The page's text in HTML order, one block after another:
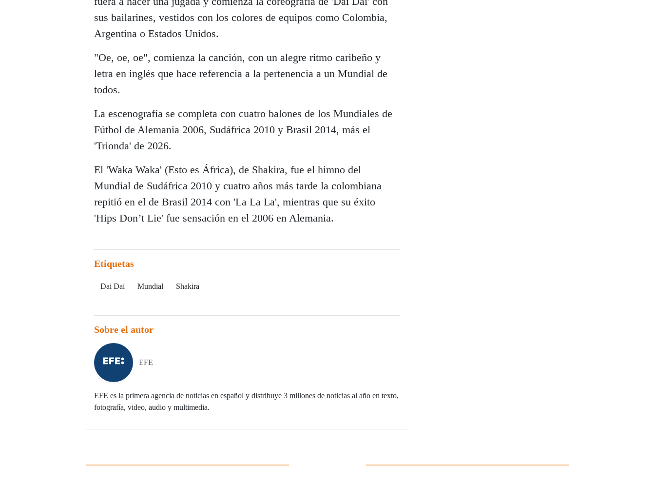
sus bailarines, vestidos con los colores de equipos como Colombia,
Argentina o Estados Unidos.
"Oe, oe, oe", comienza la canción, con un alegre ritmo caribeño y
letra en inglés que hace referencia a la pertenencia a un Mundial de
todos.
La escenografía se completa con cuatro balones de los Mundiales de
Fútbol de Alemania 2006, Sudáfrica 2010 y Brasil 2014, más el
'Trionda' de 2026.
El 'Waka Waka' (Esto es África), de Shakira, fue el himno del
Mundial de Sudáfrica 2010 y cuatro años más tarde la colombiana
repitió en el de Brasil 2014 con 'La La La', mientras que su éxito
'Hips Don’t Lie' fue sensación en el 2006 en Alemania.
Etiquetas
Dai Dai Mundial Shakira
Sobre el autor
EFE
EFE es la primera agencia de noticias en español y distribuye 3 millones de noticias al año en texto,
fotografía, video, audio y multimedia.